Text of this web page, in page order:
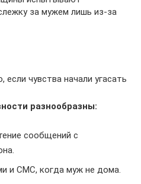
за мужем лишь из-за
чувства начали угасать
разнообразны:
сообщений с
и СМС, когда муж не дома.